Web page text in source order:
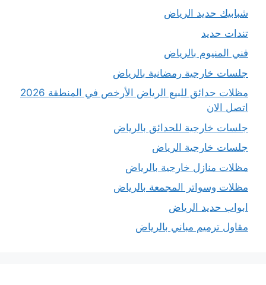
شبابيك حديد الرياض
تندات حديد
فني المنيوم بالرياض
جلسات خارجية رمضانية بالرياض
مظلات حدائق للبيع الرياض الأرخص في المنطقة 2026
اتصل الان
جلسات خارجية للحدائق بالرياض
جلسات خارجية الرياض
مظلات منازل خارجية بالرياض
مظلات وسواتر المجمعة بالرياض
ابواب حديد الرياض
مقاول ترميم مباني بالرياض